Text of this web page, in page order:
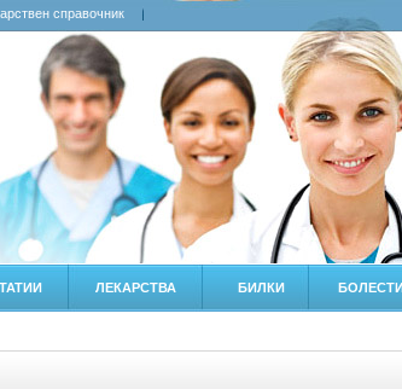
справочник
ЛЕКАРСТВА БИЛКИ